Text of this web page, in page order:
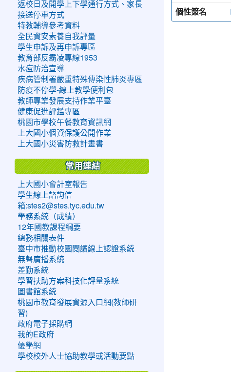
個性簽名
返校日及開學上下學通行方式、家長
接送停車方式
特教輔導參考資料
全民資安素養自我評量
學生申訴及再申訴專區
教育部反霸凌專線1953
水痘防治宣導
疾病管制署嚴重特殊傳染性肺炎專區
防疫不停學-線上教學便利包
教師專業發展支持作業平臺
健康促進評鑑專區
桃園市學校午餐教育資訊網
上大國小個資保護公開作業
上大國小災害防救計畫書
常用連結
上大國小會計室報告
學生線上諮詢信
箱:stes2@stes.tyc.edu.tw
學務系統（成績）
12年國教課程綱要
總務相關表件
臺中市推動校園閱讀線上認證系統
無聲廣播系統
差勤系統
學習扶助方案科技化評量系統
圖書館系統
桃園市教育發展資源入口網(教師研
習)
政府電子採購網
我的E政府
優學網
學校校外人士協助教學或活動要點